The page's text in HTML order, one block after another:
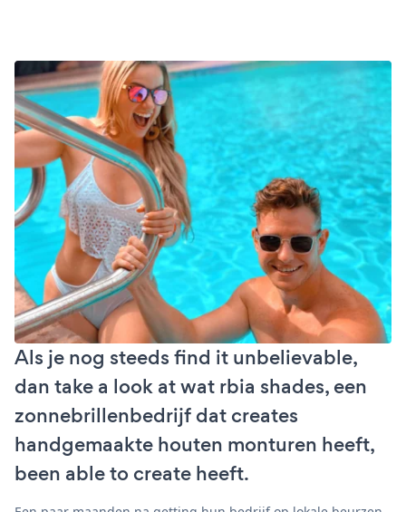
Als je nog steeds find it unbelievable,
dan take a look at wat rbia shades, een
zonnebrillenbedrijf dat creates
handgemaakte houten monturen heeft,
been able to create heeft.